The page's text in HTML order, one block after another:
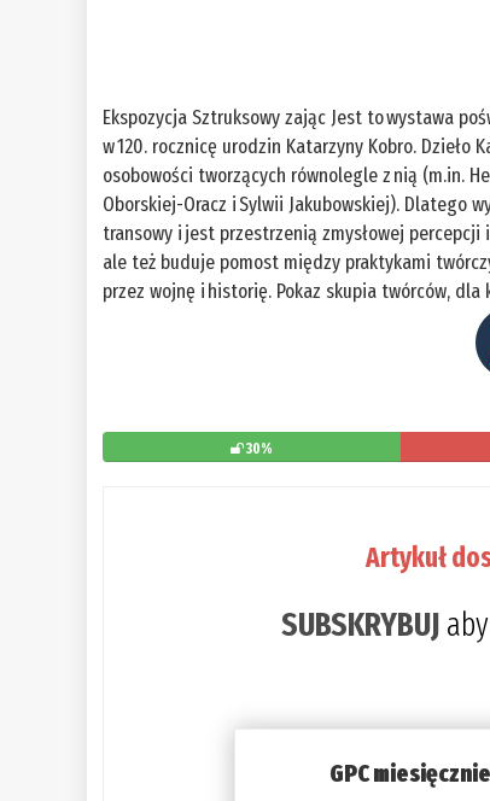
Ekspozycja Sztruksowy zając Jest to wystawa
w 120. rocznicę urodzin Katarzyny Kobro. Dzieło
osobowości tworzących równolegle z nią (m.in.
Oborskiej-Oracz i Sylwii Jakubowskiej). Dlatego
transowy i jest przestrzenią zmysłowej
ale też buduje pomost między praktykami
przez wojnę i historię. Pokaz skupia twórców, dla
30%
Artykuł
SUBSKRYBUJ
GPC miesięcznie